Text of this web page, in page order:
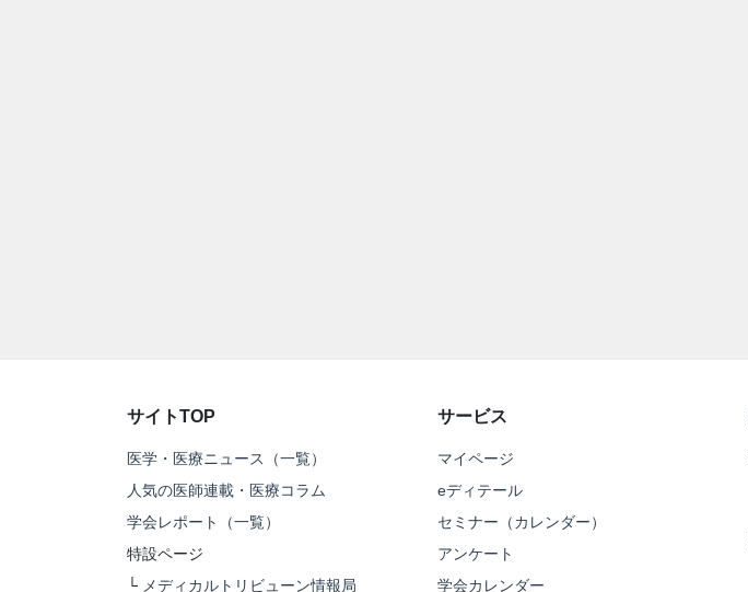
サイトTOP
医学・医療ニュース（一覧）
人気の医師連載・医療コラム
学会レポート（一覧）
特設ページ
└ メディカルトリビューン情報局
サービス
マイページ
eディテール
セミナー（カレンダー）
アンケート
学会カレンダー